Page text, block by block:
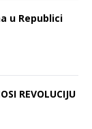
u Republici
REVOLUCIJU